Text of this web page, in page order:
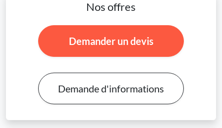
Nos offres
Demander un devis
Demande d'informations